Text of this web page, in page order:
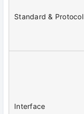
Standard & Protocol
Interface